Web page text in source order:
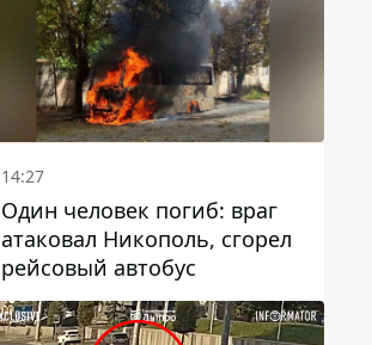
14:27
Один человек погиб: враг
атаковал Никополь, сгорел
рейсовый автобус